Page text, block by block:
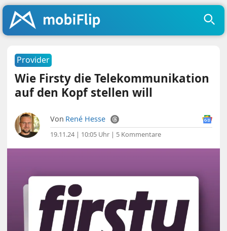
Provider
Wie Firsty die Telekommunikation
auf den Kopf stellen will
Von René Hesse
19.11.24 | 10:05 Uhr | 5 Kommentare